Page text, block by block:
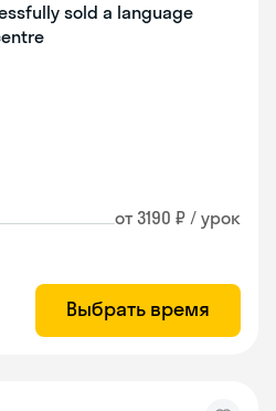
sold a language
от 3190 ₽ / урок
Выбрать время